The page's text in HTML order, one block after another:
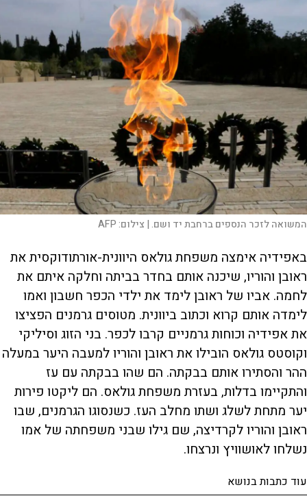
המשואה לזכר הנספים ברחבת יד ושם. | צילום:AFP
באפידיה אימצה משפחת גולאס היוונית-אורתודוקסית את
ראובן והוריו, שיכנה אותם בחדר בביתה וחלקה איתם את
לחמה. אביו של ראובן לימד את ילדי הכפר חשבון ואמו
לימדה אותם קרוא וכתוב ביוונית. מטוסים גרמנים הפציצו
את אפידיה וכוחות גרמניים קרבו לכפר. בני הזוג וסיליקי
וקוסטס גולאס הובילו את ראובן והוריו למעבה היער במעלה
ההר והסתירו אותם בבקתה. הם שהו בבקתה עם עז
והתקיימו בדלות, בעזרת משפחת גולאס. הם ליקטו פירות
יער מתחת לשלג ושתו מחלב העז. כשנסוגו הגרמנים, שבו
ראובן והוריו לקרדיצה, שם גילו שבני משפחתה של אמו
נשלחו לאושוויץ ונרצחו.
עוד כתבות בנושא